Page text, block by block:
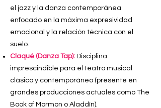
el jazz y la danza contemporánea
enfocado en la máxima expresividad
emocional y la relación técnica con el
suelo.
Claqué (Danza Tap): Disciplina
imprescindible para el teatro musical
clásico y contemporáneo (presente en
grandes producciones actuales como The
Book of Mormon o Aladdín).